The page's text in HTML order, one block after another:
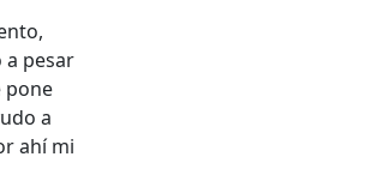
a pesar
pone
a
ahí mi